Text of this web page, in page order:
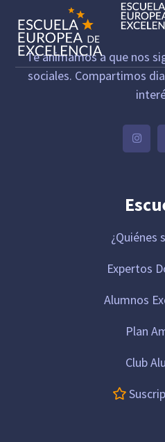
Te animamos a que nos
sociales. Compartimos
¿Quiénes
Expertos
Alumnos
Plan
Club